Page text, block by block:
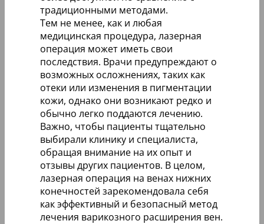
традиционными методами.
Тем не менее, как и любая
медицинская процедура, лазерная
операция может иметь свои
последствия. Врачи предупреждают о
возможных осложнениях, таких как
отеки или изменения в пигментации
кожи, однако они возникают редко и
обычно легко поддаются лечению.
Важно, чтобы пациенты тщательно
выбирали клинику и специалиста,
обращая внимание на их опыт и
отзывы других пациентов. В целом,
лазерная операция на венах нижних
конечностей зарекомендовала себя
как эффективный и безопасный метод
лечения варикозного расширения вен.